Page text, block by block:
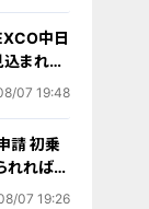
中日
まれる
名・東名
07 19:48
請 初乗
れれば
程度の値
07 19:26